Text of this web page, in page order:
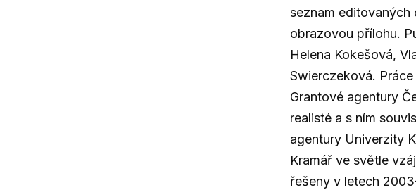
seznam editovaných
obrazovou přílohu.
Helena Kokešová,
Swierczeková.
Grantové agentury
realisté a s ním
agentury Univerzity
Kramář ve světle
řešeny v letech